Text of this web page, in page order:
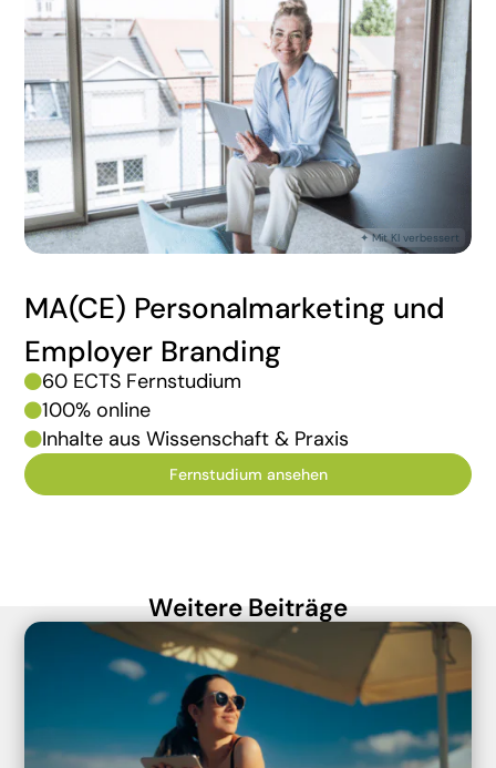
MA(CE) Personalmarketing und
Employer Branding
60 ECTS Fernstudium
100% online
Inhalte aus Wissenschaft & Praxis
Fernstudium ansehen
Weitere Beiträge